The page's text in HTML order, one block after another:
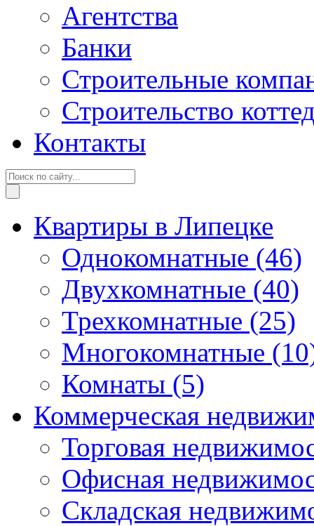
Агентства
Банки
Строительные
Строительство
Контакты
Квартиры в Липецке
Однокомнатные (46)
Двухкомнатные (40)
Трехкомнатные (25)
Многокомнатные
Комнаты (5)
Коммерческая
Торговая
Офисная
Складская